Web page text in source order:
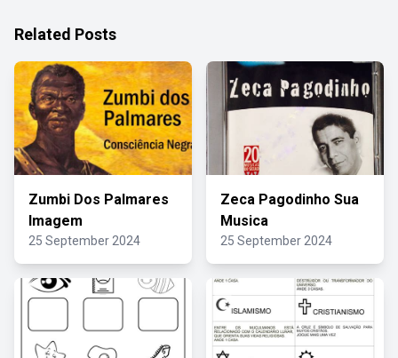
Related Posts
Zumbi Dos Palmares
Imagem
25 September 2024
Zeca Pagodinho Sua
Musica
25 September 2024